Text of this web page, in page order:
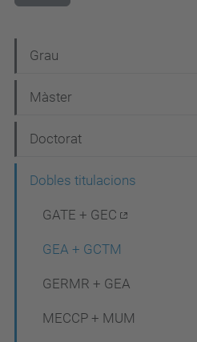
a
v
g
Grau
Màster
Doctorat
Dobles titulacions
GATE + GEC
GEA + GCTM
GERMR + GEA
MECCP + MUM